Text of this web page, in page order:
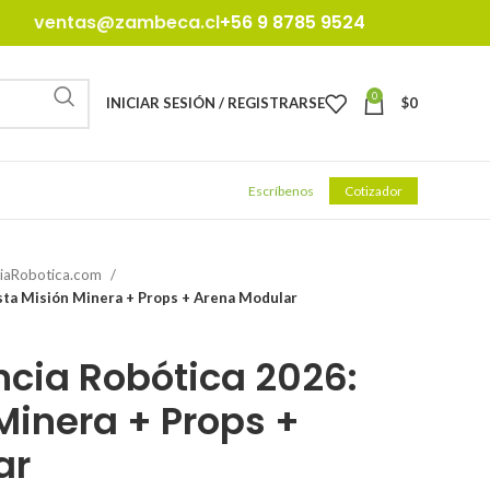
ventas@zambeca.cl+56 9 8785 9524
INICIAR SESIÓN / REGISTRARSE 0 $0
Escríbenos Cotizador
Misión Minera + Props + Arena Modular
Robótica 2026:
+ Props +